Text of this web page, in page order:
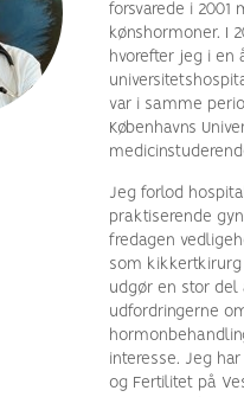
forsvarede i 2001
kønshormoner. I
hvorefter jeg i en
var i samme
Københavns
Jeg forlod
praktiserende
fredagen
som
udgør en stor
udfordringerne
interesse. Jeg
og Fertilitet på